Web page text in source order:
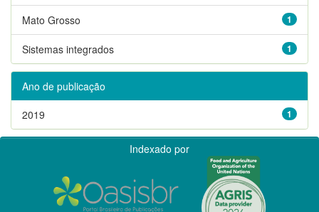
1
Mato Grosso
1
Sistemas integrados
Ano de publicação
1
2019
Indexado por